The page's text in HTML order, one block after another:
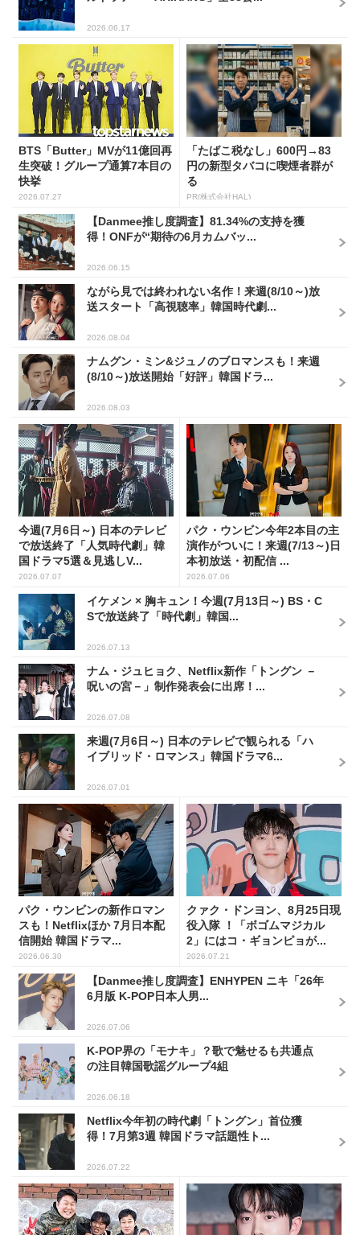
2026.06.17
BTS「Butter」MVが11億回再
生突破！グループ通算7本目の
快挙
2026.07.27
「たばこ税なし」600円→83
円の新型タバコに喫煙者群が
る
PR(株式会社HAL)
【Danmee推し度調査】81.34%の支持を獲
得！ONFが“期待の6月カムバッ...
2026.06.15
ながら見では終われない名作！来週(8/10～)放
送スタート「高視聴率」韓国時代劇...
2026.08.04
ナムグン・ミン&ジュノのブロマンスも！来週
(8/10～)放送開始「好評」韓国ドラ...
2026.08.03
今週(7月6日～) 日本のテレビ
で放送終了「人気時代劇」韓
国ドラマ5選＆見逃しV...
2026.07.07
パク・ウンビン今年2本目の主
演作がついに！来週(7/13～)日
本初放送・初配信 ...
2026.07.06
イケメン × 胸キュン！今週(7月13日～) BS・C
Sで放送終了「時代劇」韓国...
2026.07.13
ナム・ジュヒョク、Netflix新作「トングン －
呪いの宮－」制作発表会に出席！...
2026.07.08
来週(7月6日～) 日本のテレビで観られる「ハ
イブリッド・ロマンス」韓国ドラマ6...
2026.07.01
パク・ウンビンの新作ロマン
スも！Netflixほか 7月日本配
信開始 韓国ドラマ...
2026.06.30
クァク・ドンヨン、8月25日現
役入隊 ！「ボゴムマジカル
2」にはコ・ギョンピョが...
2026.07.21
【Danmee推し度調査】ENHYPEN ニキ「26年
6月版 K-POP日本人男...
2026.07.06
K-POP界の「モナキ」？歌で魅せるも共通点
の注目韓国歌謡グループ4組
2026.06.18
Netflix今年初の時代劇「トングン」首位獲
得！7月第3週 韓国ドラマ話題性ト...
2026.07.22